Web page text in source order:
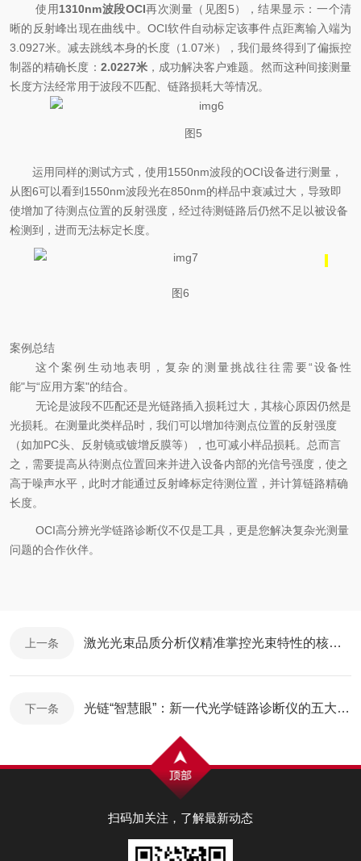
使用1310nm波段OCI再次测量 （见图 5）
，结果显示：一个清
晰的反射峰出现在曲线中。OCI软件自动标定该事件点距离输入端为
3.0927米。减去跳线本身的长度（1.07米），我们最终得到了偏振控
制器的精确长度： 2.0227米，成功解决客户难题。 然而这种间接测量
长度方法经常用于波段不匹配、链路损耗大等情况。
图5
运用 同样的测试方式，使用1550nm波段的OCI设备进行测量，
从 图6可以看到 1550nm波段光在850nm的样品中衰减过大，导致即
使增加了待测点位置的反射强度，经过待测链路后仍然不足以被设备
检测到，进而无法标定长度。
图6
案例总结
这个案例生动地表明，复杂的测量挑战往往需要“设备性
能"与“应用方案"的结合。
无论是波段不匹配还是光链路插入损耗过大，其核心原因仍然是
光损耗。在测量此类样品时， 我们可以增加待测点位置的反射强度
（如加PC头、反射镜或镀增反膜等），也可减小样品损耗。总而言
之，需要提高从待测点位置回来并进入设备内部的光信号强度，使之
高于噪声水平，此时才能通过反射峰标定待测位置，并计算链路精确
长度。
OCI高分辨光学链路诊断仪不仅是工具，更是您解决复杂光测量
问题的合作伙伴。
上一条 激光光束品质分析仪精准掌控光束特性的核心仪器
下一条 光链“智慧眼”：新一代光学链路诊断仪的五大技术突破
扫码加关注，了解最新动态